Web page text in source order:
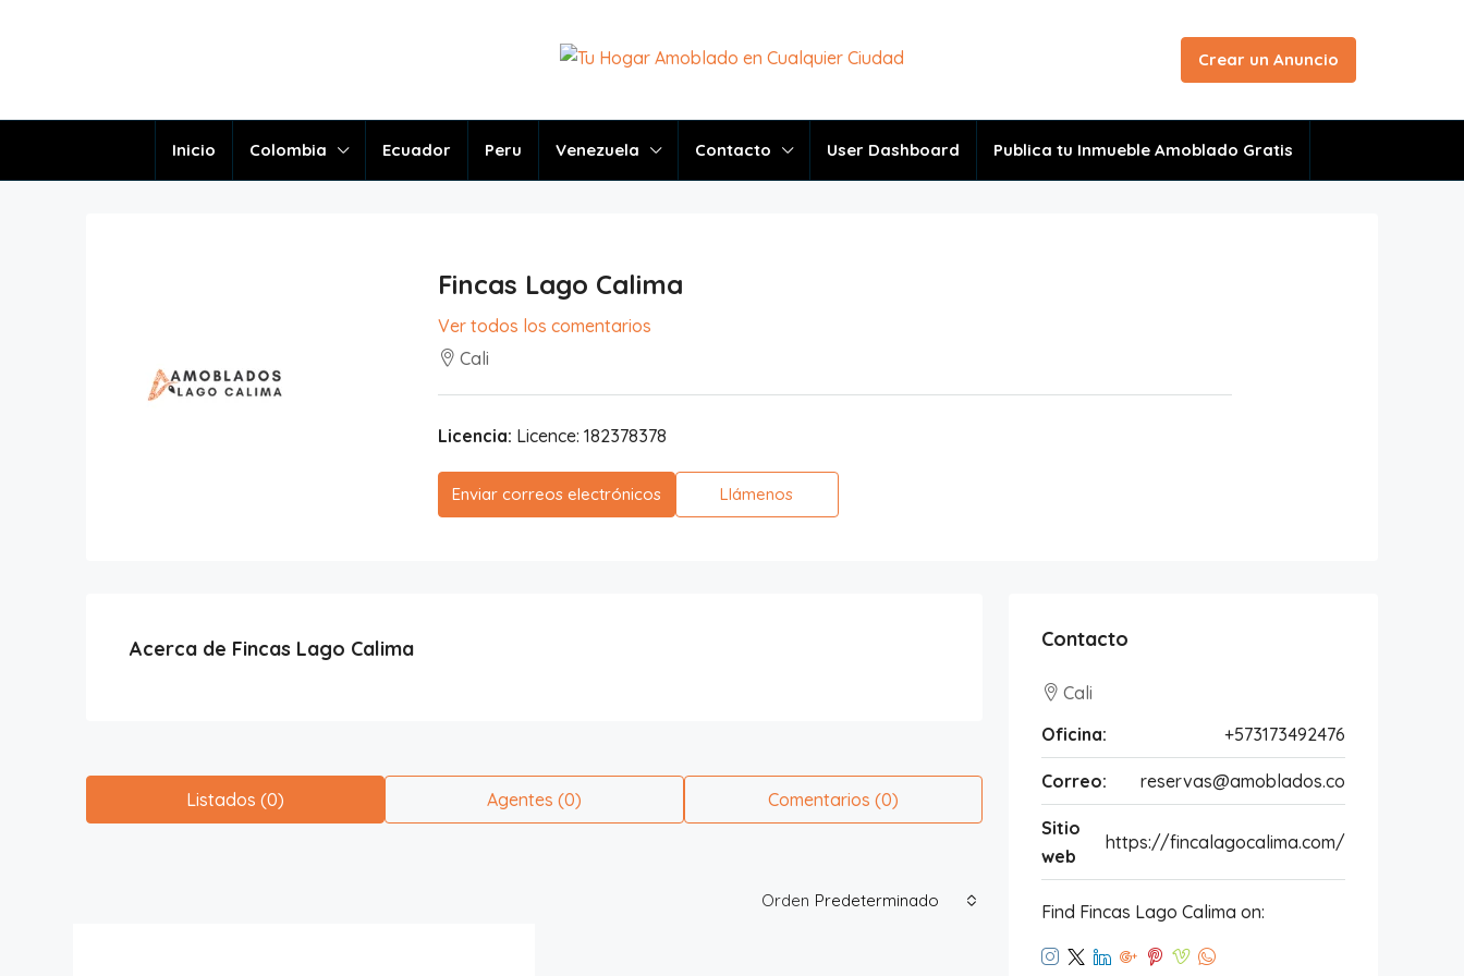
Crear un Anuncio
Inicio Colombia Ecuador Peru Venezuela Contacto User Dashboard Publica tu Inmueble Amoblado Gratis
Fincas Lago Calima
Ver todos los comentarios
Cali
Licencia: Licence: 182378378
Enviar correos electrónicos Llámenos
Acerca de Fincas Lago Calima
Listados (0) Agentes (0) Comentarios (0)
Orden Predeterminado
Contacto
Cali
Oficina:
+573173492476
Correo: reservas@amoblados.co
Sitio
web
https://fincalagocalima.com/
Find Fincas Lago Calima on: